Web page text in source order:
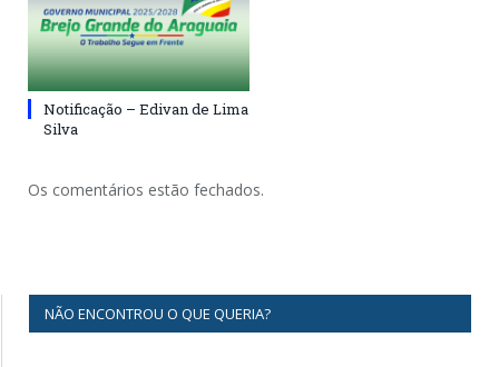
Notificação – Edivan de Lima
Silva
Os comentários estão fechados.
NÃO ENCONTROU O QUE QUERIA?